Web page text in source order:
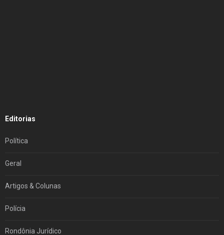
Editorias
Política
Geral
Artigos & Colunas
Polícia
Rondônia Jurídico